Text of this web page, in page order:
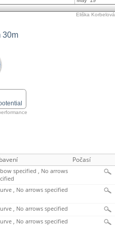
Eliška
30m
Počasí
specified , No arrows
, No arrows specified
, No arrows specified
, No arrows specified